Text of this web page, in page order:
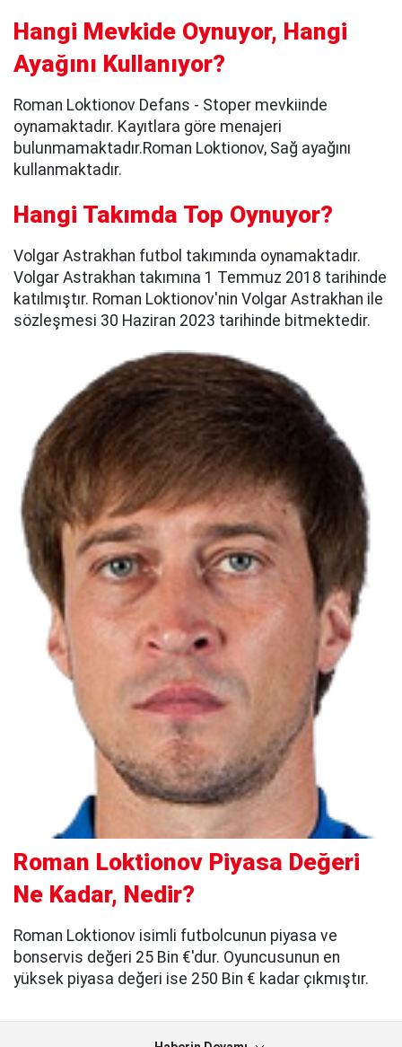
Hangi Mevkide Oynuyor, Hangi
Ayağını Kullanıyor?
Roman Loktionov Defans - Stoper mevkiinde
oynamaktadır. Kayıtlara göre menajeri
bulunmamaktadır.Roman Loktionov, Sağ ayağını
kullanmaktadır.
Hangi Takımda Top Oynuyor?
Volgar Astrakhan futbol takımında oynamaktadır.
Volgar Astrakhan takımına 1 Temmuz 2018 tarihinde
katılmıştır. Roman Loktionov'nin Volgar Astrakhan ile
sözleşmesi 30 Haziran 2023 tarihinde bitmektedir.
Roman Loktionov Piyasa Değeri
Ne Kadar, Nedir?
Roman Loktionov isimli futbolcunun piyasa ve
bonservis değeri 25 Bin €'dur. Oyuncusunun en
yüksek piyasa değeri ise 250 Bin € kadar çıkmıştır.